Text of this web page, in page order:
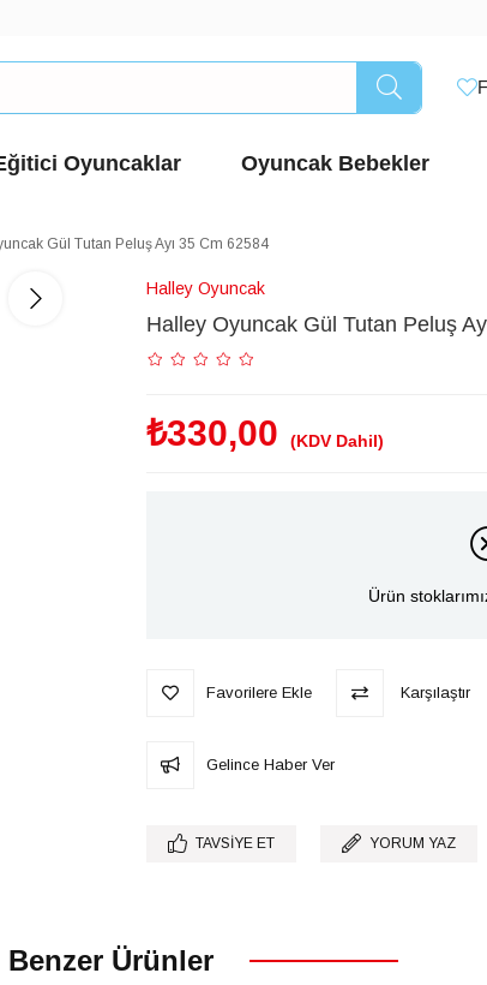
Oyuncaklar Oyuncak Bebekler
Gül Tutan Peluş Ayı 35 Cm 62584
Halley Oyuncak
Halley Oyuncak Gül Tutan Peluş
₺330,00 (KDV Dahil)
Ürün
Favorilere Ekle Karşılaştır
Gelince Haber Ver
TAVSIYE ET YORUM YAZ
Benzer Ürünler